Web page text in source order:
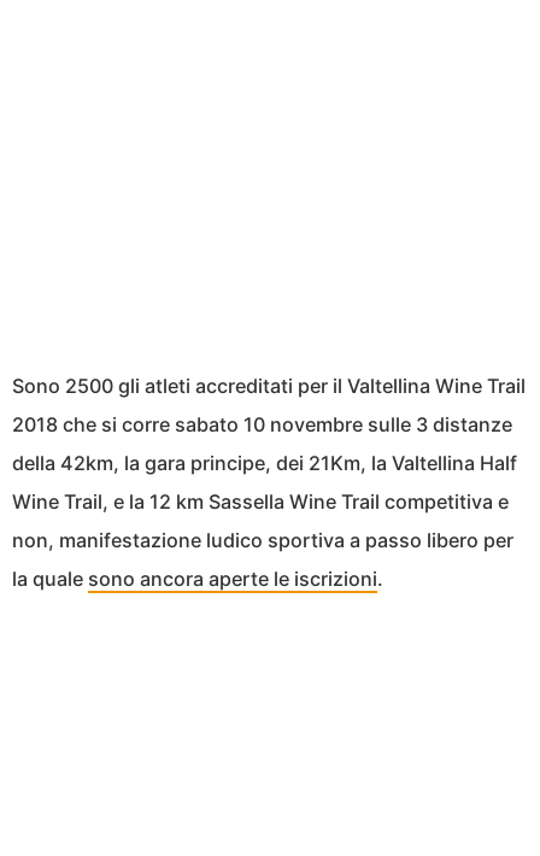
Sono 2500 gli atleti accreditati per il Valtellina Wine Trail
2018 che si corre sabato 10 novembre sulle 3 distanze
della 42km, la gara principe, dei 21Km, la Valtellina Half
Wine Trail, e la 12 km Sassella Wine Trail competitiva e
non, manifestazione ludico sportiva a passo libero per
la quale sono ancora aperte le iscrizioni.